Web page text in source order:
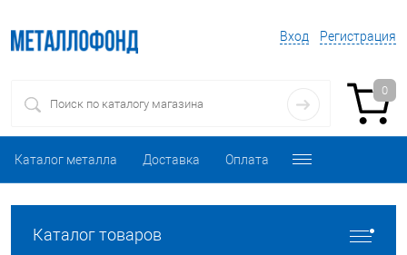
Вход Регистрация
0
Каталог металла Доставка Оплата
Каталог товаров